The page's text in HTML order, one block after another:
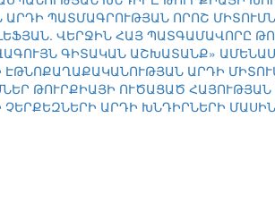
ԱՐԴԻ ՊԱՏՄԱԳՐՈՒԹՅԱՆ ՈՐՈՇ
ՎԵՐՋԻՆ ՀԱՅ ՊԱՏԳԱՄԱՎՈՐԸ
ԳԻՏԱԿԱՆ ԱՇԽԱՏԱՆՔ»
ԷԹՆՈՔԱՂԱՔԱԿԱՆՈՒԹՅԱՆ ԱՐԴԻ
ԹՈՒՐՔԻԱՅԻ ՈՒԾԱՑԱԾ
ՉԵՐՔԵԶՆԵՐԻ ԱՐԴԻ ԽՆԴԻՐՆԵՐԻ